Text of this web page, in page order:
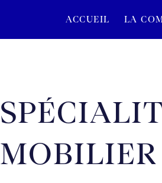
ACCUEIL LA
MOBILIER